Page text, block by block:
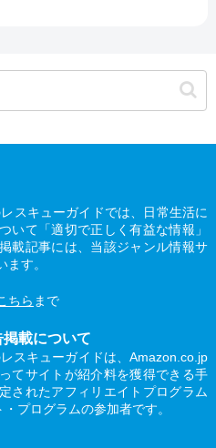
スキューガイドでは、日常生活に
いて「適切で正しく有益な情報」
載記事には、当該ジャンル情報サ
す。
ちら まで
載について
スキューガイドは、Amazon.co.jp
てサイトが紹介料を獲得できる手
されたアフィリエイトプログラム
プログラムの参加者です。